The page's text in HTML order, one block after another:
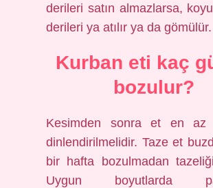
derileri satın almazlarsa,
derileri ya atılır ya da gömülür.
Kurban eti kaç
bozulur?
Kesimden sonra et en az
dinlendirilmelidir. Taze et
bir hafta bozulmadan
Uygun boyutlarda